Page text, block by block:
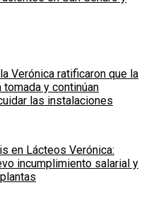
Verónica ratificaron que la
y continúan
las instalaciones
en Lácteos Verónica:
incumplimiento salarial y